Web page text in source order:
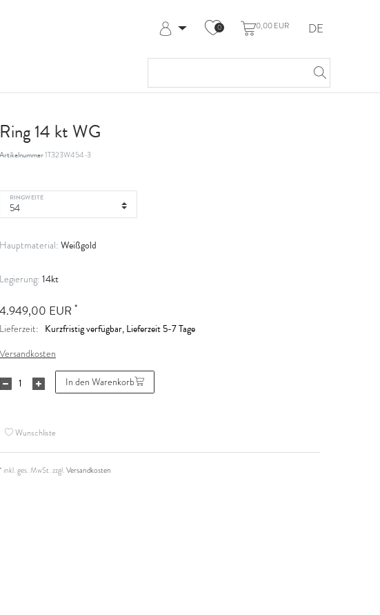
0 0,00 EUR DE
Ring 14 kt WG
Artikelnummer1T323W454-3
RINGWEITE
Hauptmaterial: Weißgold
Legierung: 14kt
4.949,00 EUR *
Lieferzeit: Kurzfristig verfügbar, Lieferzeit 5-7 Tage
Versandkosten
In den Warenkorb
Wunschliste
* inkl. ges. MwSt. zzgl.Versandkosten